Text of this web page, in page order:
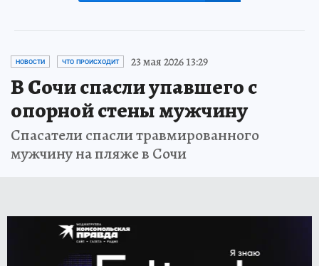
НОВОСТИ ЧТО ПРОИСХОДИТ 23 мая 2026 13:29
В Сочи спасли упавшего с
опорной стены мужчину
Спасатели спасли травмированного
мужчину на пляже в Сочи